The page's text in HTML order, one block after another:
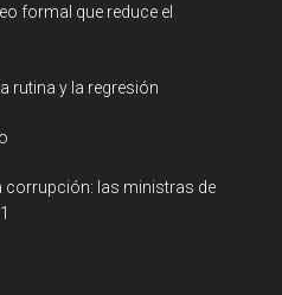
formal que reduce el
rutina y la regresión
corrupción: las ministras de